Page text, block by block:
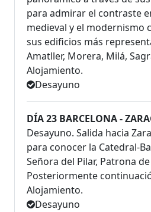
para admirar el contraste
medieval y el modernismo
sus edificios más
Amatller, Morera, Milá,
Alojamiento.
Desayuno
DÍA 23 BARCELONA -
Desayuno. Salida hacia
para conocer la Catedral-
Señora del Pilar, Patrona
Posteriormente
Alojamiento.
Desayuno